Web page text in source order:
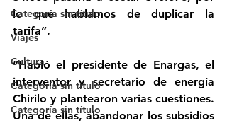
Categoría sin título
Viajes
Cultura
Categoría sin título
Categoría sin título
lo que hablamos de duplicar la
tarifa”.
“Habló el presidente de Enargas, el
interventor y secretario de energía
Chirilo y plantearon varias cuestiones.
Una de ellas, abandonar los subsidios